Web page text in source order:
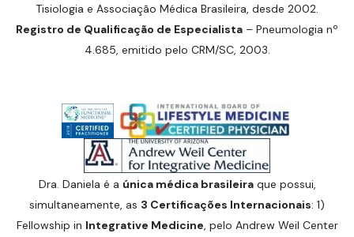
Tisiologia e Associação Médica Brasileira, desde 2002.
Registro de Qualificação de Especialista – Pneumologia nº
4.685, emitido pelo CRM/SC, 2003.
Dra. Daniela é a única médica brasileiraque possui,
simultaneamente, as 3 Certificações Internacionais: 1)
Fellowship in Integrative Medicine , pelo Andrew Weil Center